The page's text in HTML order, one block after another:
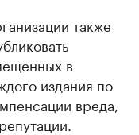
также
в
издания по
вреда,